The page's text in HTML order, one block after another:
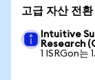
고급 자산 전환
Intuitive
Research
1 ISRGon는